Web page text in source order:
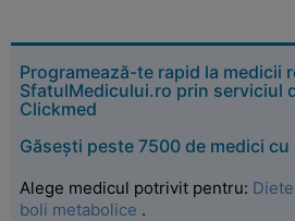
Programează-te rapid la medicii
SfatulMedicului.ro prin serviciul
Clickmed
Găsești peste 7500 de medici
Alege medicul potrivit pentru:
boli metabolice .